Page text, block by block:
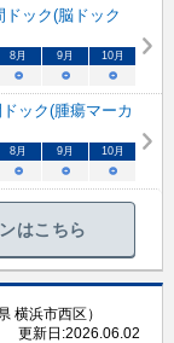
ドック(脳ドック
8月 9月 10月
○ ○ ○
ック(腫瘍マーカ
8月 9月 10月
○ ○ ○
はこちら
横浜市西区）
更新日:2026.06.02